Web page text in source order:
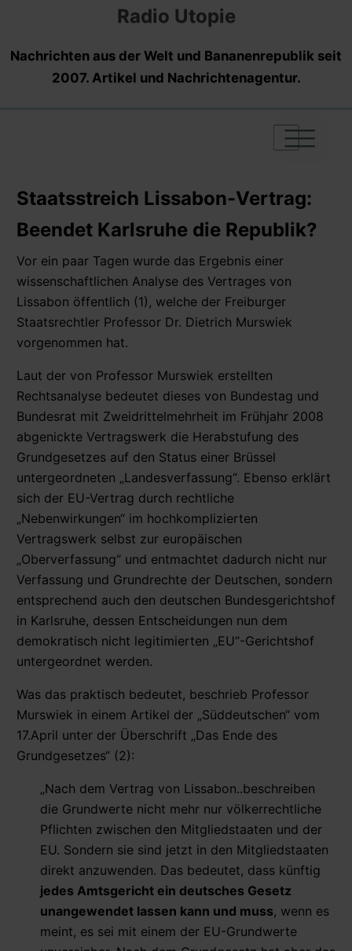
Radio Utopie
Nachrichten aus der Welt und Bananenrepublik seit
2007. Artikel und Nachrichtenagentur.
|
|
|
Staatsstreich Lissabon-Vertrag:
Beendet Karlsruhe die Republik?
Vor ein paar Tagen wurde das Ergebnis einer
wissenschaftlichen Analyse des Vertrages von
Lissabon öffentlich (1), welche der Freiburger
Staatsrechtler Professor Dr. Dietrich Murswiek
vorgenommen hat.
Laut der von Professor Murswiek erstellten
Rechtsanalyse bedeutet dieses von Bundestag und
Bundesrat mit Zweidrittelmehrheit im Frühjahr 2008
abgenickte Vertragswerk die Herabstufung des
Grundgesetzes auf den Status einer Brüssel
untergeordneten „Landesverfassung“. Ebenso erklärt
sich der EU-Vertrag durch rechtliche
„Nebenwirkungen“ im hochkomplizierten
Vertragswerk selbst zur europäischen
„Oberverfassung“ und entmachtet dadurch nicht nur
Verfassung und Grundrechte der Deutschen, sondern
entsprechend auch den deutschen Bundesgerichtshof
in Karlsruhe, dessen Entscheidungen nun dem
demokratisch nicht legitimierten „EU“-Gerichtshof
untergeordnet werden.
Was das praktisch bedeutet, beschrieb Professor
Murswiek in einem Artikel der „Süddeutschen“ vom
17.April unter der Überschrift „Das Ende des
Grundgesetzes“ (2):
„Nach dem Vertrag von Lissabon..beschreiben
die Grundwerte nicht mehr nur völkerrechtliche
Pflichten zwischen den Mitgliedstaaten und der
EU. Sondern sie sind jetzt in den Mitgliedstaaten
direkt anzuwenden. Das bedeutet, dass künftig
jedes Amtsgericht ein deutsches Gesetz
unangewendet lassen kann und muss, wenn es
meint, es sei mit einem der EU-Grundwerte